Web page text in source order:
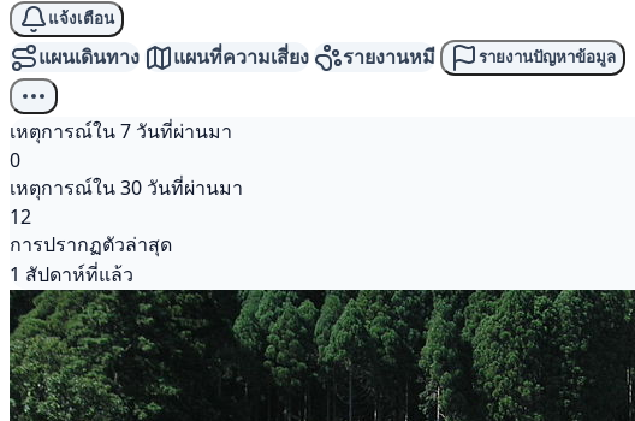
แจ้งเตือน
แผนเดินทาง แผนที่ความเสี่ยง รายงานหมี รายงานปัญหาข้อมูล
เหตุการณ์ใน 7 วันที่ผ่านมา
0
เหตุการณ์ใน 30 วันที่ผ่านมา
12
การปรากฏตัวล่าสุด
1 สัปดาห์ที่แล้ว